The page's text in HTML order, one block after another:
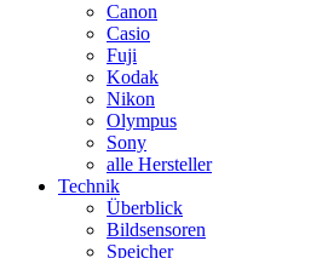
Canon
Casio
Fuji
Kodak
Nikon
Olympus
Sony
alle Hersteller
Technik
Überblick
Bildsensoren
Speicher